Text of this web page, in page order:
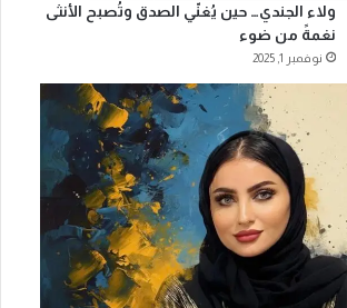
ولاء الجندي… حين يُغنّي الصدق وتُصبح الأنثى
نغمةً من ضوء
نوفمبر 1, 2025